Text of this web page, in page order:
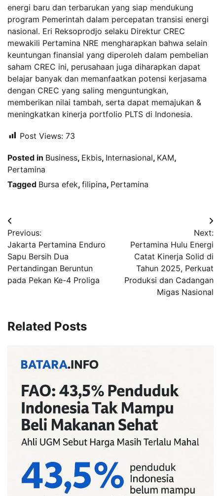
energi baru dan terbarukan yang siap mendukung
program Pemerintah dalam percepatan transisi energi
nasional. Eri Reksoprodjo selaku Direktur CREC
mewakili Pertamina NRE mengharapkan bahwa selain
keuntungan finansial yang diperoleh dalam pembelian
saham CREC ini, perusahaan juga diharapkan dapat
belajar banyak dan memanfaatkan potensi kerjasama
dengan CREC yang saling menguntungkan,
memberikan nilai tambah, serta dapat memajukan &
meningkatkan kinerja portfolio PLTS di Indonesia.
Post Views: 73
Posted in Business, Ekbis, Internasional, KAM,
Pertamina
Tagged Bursa efek, filipina, Pertamina
Navigasi
pos
Previous:
Jakarta Pertamina Enduro
Sapu Bersih Dua
Pertandingan Beruntun
pada Pekan Ke-4 Proliga
Next:
Pertamina Hulu Energi
Catat Kinerja Solid di
Tahun 2025, Perkuat
Produksi dan Cadangan
Migas Nasional
Related Posts